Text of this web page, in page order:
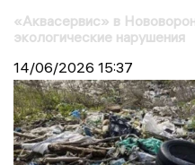
«Аквасервис» в
экологические нарушения
14/06/2026 15:37